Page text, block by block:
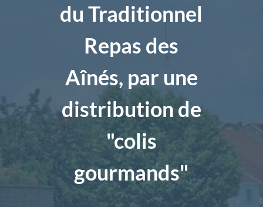
du Traditionnel
Repas des
Aînés, par une
distribution de
"colis
gourmands"